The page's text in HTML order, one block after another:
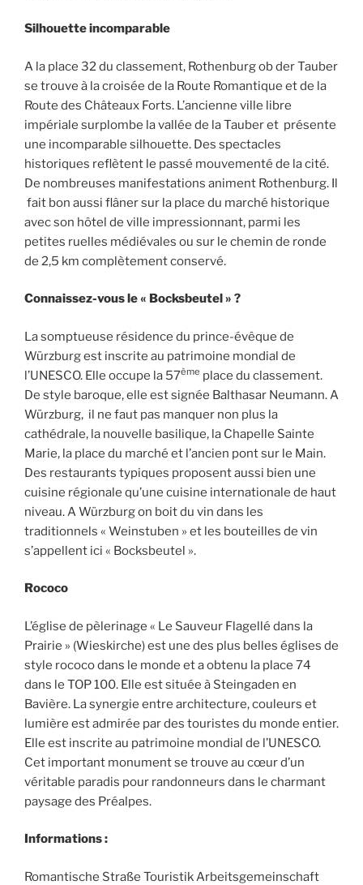
Silhouette incomparable
A la place 32 du classement, Rothenburg ob der Tauber
se trouve à la croisée de la Route Romantique et de la
Route des Châteaux Forts. L’ancienne ville libre
impériale surplombe la vallée de la Tauber et présente
une incomparable silhouette. Des spectacles
historiques reflètent le passé mouvementé de la cité.
De nombreuses manifestations animent Rothenburg. Il
fait bon aussi flâner sur la place du marché historique
avec son hôtel de ville impressionnant, parmi les
petites ruelles médiévales ou sur le chemin de ronde
de 2,5 km complètement conservé.
Connaissez-vous le « Bocksbeutel » ?
La somptueuse résidence du prince-évêque de
Würzburg est inscrite au patrimoine mondial de
l’UNESCO. Elle occupe la 57ème place du classement.
De style baroque, elle est signée Balthasar Neumann. A
Würzburg, il ne faut pas manquer non plus la
cathédrale, la nouvelle basilique, la Chapelle Sainte
Marie, la place du marché et l’ancien pont sur le Main.
Des restaurants typiques proposent aussi bien une
cuisine régionale qu’une cuisine internationale de haut
niveau. A Würzburg on boit du vin dans les
traditionnels « Weinstuben » et les bouteilles de vin
s’appellent ici « Bocksbeutel ».
Rococo
L’église de pèlerinage « Le Sauveur Flagellé dans la
Prairie » (Wieskirche) est une des plus belles églises de
style rococo dans le monde et a obtenu la place 74
dans le TOP 100. Elle est située à Steingaden en
Bavière. La synergie entre architecture, couleurs et
lumière est admirée par des touristes du monde entier.
Elle est inscrite au patrimoine mondial de l’UNESCO.
Cet important monument se trouve au cœur d’un
véritable paradis pour randonneurs dans le charmant
paysage des Préalpes.
Informations :
Romantische Straße Touristik Arbeitsgemeinschaft